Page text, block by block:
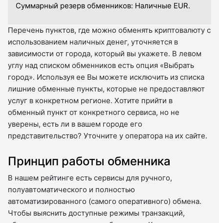
Суммарный резерв обменников: Наличные EUR.
Перечень пунктов, где можно обменять криптовалюту с
использованием наличных денег, уточняется в
зависимости от города, который вы укажете. В левом
углу над списком обменников есть опция «Выбрать
город». Используя ее Вы можете исключить из списка
лишние обменные пункты, которые не предоставляют
услуг в конкретном регионе. Хотите прийти в
обменный пункт от конкретного сервиса, но не
уверены, есть ли в вашем городе его
представительство? Уточните у оператора на их сайте.
Принцип работы обменника
В нашем рейтинге есть сервисы для ручного,
полуавтоматического и полностью
автоматизированного (самого оперативного) обмена.
Чтобы выяснить доступные режимы транзакций,